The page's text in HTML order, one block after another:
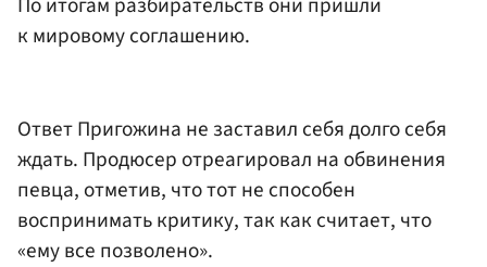
к мировому соглашению.
Ответ Пригожина не заставил себя долго себя
ждать. Продюсер отреагировал на обвинения
певца, отметив, что тот не способен
воспринимать критику, так как считает, что
«ему все позволено».